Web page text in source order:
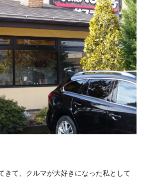
きて、クルマが大好きになった私として